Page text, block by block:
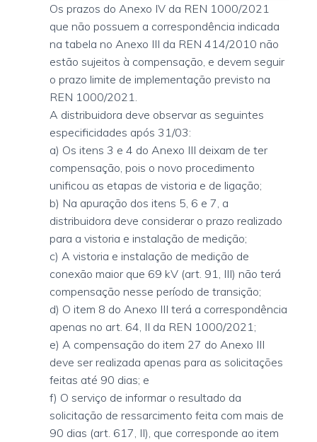
Os prazos do Anexo IV da REN 1000/2021
que não possuem a correspondência indicada
na tabela no Anexo III da REN 414/2010 não
estão sujeitos à compensação, e devem seguir
o prazo limite de implementação previsto na
REN 1000/2021.
A distribuidora deve observar as seguintes
especificidades após 31/03:
a) Os itens 3 e 4 do Anexo III deixam de ter
compensação, pois o novo procedimento
unificou as etapas de vistoria e de ligação;
b) Na apuração dos itens 5, 6 e 7, a
distribuidora deve considerar o prazo realizado
para a vistoria e instalação de medição;
c) A vistoria e instalação de medição de
conexão maior que 69 kV (art. 91, III) não terá
compensação nesse período de transição;
d) O item 8 do Anexo III terá a correspondência
apenas no art. 64, II da REN 1000/2021;
e) A compensação do item 27 do Anexo III
deve ser realizada apenas para as solicitações
feitas até 90 dias; e
f) O serviço de informar o resultado da
solicitação de ressarcimento feita com mais de
90 dias (art. 617, II), que corresponde ao item